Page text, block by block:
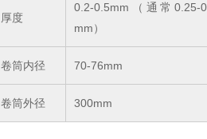
厚度
0.2-0.5mm（通常0.25-
mm）
卷筒内径 70-76mm
卷筒外径 300mm